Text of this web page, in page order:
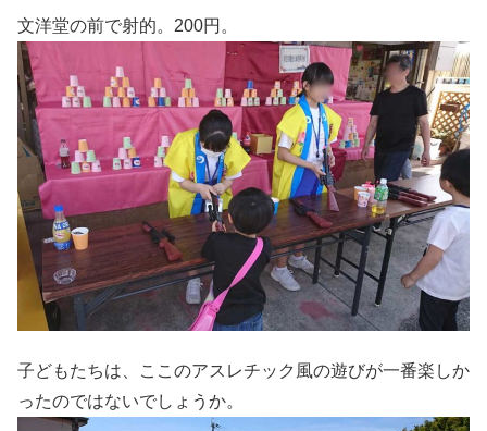
文洋堂の前で射的。200円。
子どもたちは、ここのアスレチック風の遊びが一番楽しか
ったのではないでしょうか。